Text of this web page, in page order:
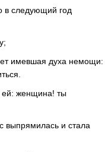
в следующий год
имевшая духа немощи:
ей: женщина! ты
выпрямилась и стала